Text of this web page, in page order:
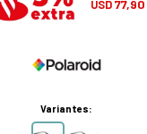
USD77,90
Variantes: